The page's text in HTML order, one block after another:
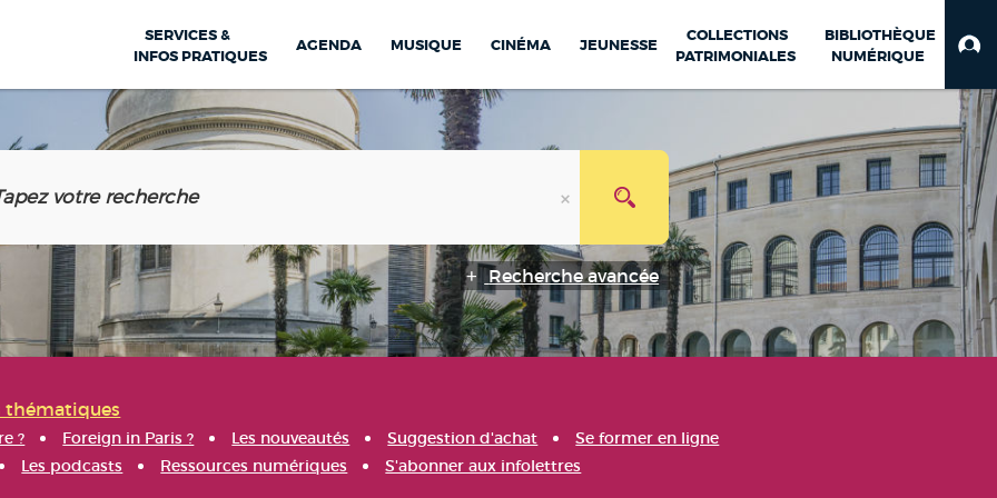
SERVICES &
INFOS PRATIQUES
AGENDA MUSIQUE CINÉMA JEUNESSE
COLLECTIONS
PATRIMONIALES
BIBLIOTHÈQUE
NUMÉRIQUE
Recherche avancée
thématiques
? Foreign in Paris ? Les nouveautés Suggestion d'achat
Se former en ligne
Les podcasts Ressources numériques S'abonner aux infolettres